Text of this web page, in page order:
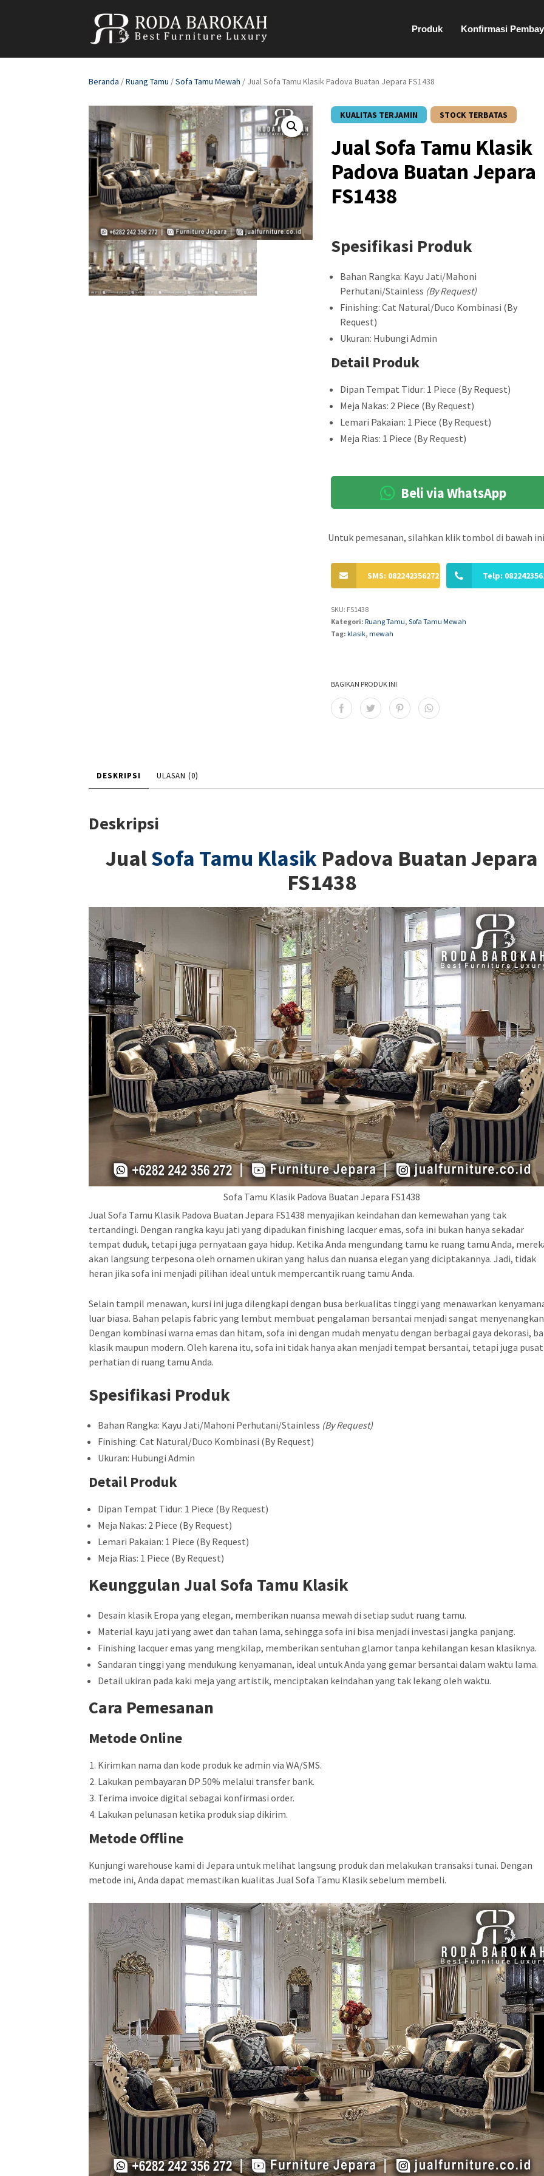
Produk Konfirmasi
Beranda /Ruang Tamu /Sofa Tamu Mewah / Jual Sofa Tamu Klasik Padova Buatan Jepara FS1438
KUALITAS TERJAMIN STOCK TERBATAS
Jual Sofa Tamu Klasik
Padova Buatan Jepara
FS1438
Spesifikasi Produk
Bahan Rangka: Kayu Jati/Mahoni
Perhutani/Stainless (By Request)
Finishing: Cat Natural/Duco Kombinasi (By
Request)
Ukuran: Hubungi Admin
Detail Produk
Dipan Tempat Tidur: 1 Piece (By Request)
Meja Nakas: 2 Piece (By Request)
Lemari Pakaian: 1 Piece (By Request)
Meja Rias: 1 Piece (By Request)
Beli via WhatsApp
Untuk pemesanan, silahkan klik tombol di bawah
SMS: 082242356272 Telp:
SKU: FS1438
Kategori:Ruang Tamu,Sofa Tamu Mewah
Tag:klasik,mewah
BAGIKAN PRODUK INI
DESKRIPSI ULASAN (0)
Deskripsi
JualSofa Tamu Klasik Padova Buatan Jepara
FS1438
Sofa Tamu Klasik Padova Buatan Jepara FS1438
Jual Sofa Tamu Klasik Padova Buatan Jepara FS1438 menyajikan keindahan dan kemewahan yang tak
tertandingi. Dengan rangka kayu jati yang dipadukan finishing lacquer emas, sofa ini bukan hanya sekadar
tempat duduk, tetapi juga pernyataan gaya hidup. Ketika Anda mengundang tamu ke ruang tamu Anda,
akan langsung terpesona oleh ornamen ukiran yang halus dan nuansa elegan yang diciptakannya. Jadi, tidak
heran jika sofa ini menjadi pilihan ideal untuk mempercantik ruang tamu Anda.
Selain tampil menawan, kursi ini juga dilengkapi dengan busa berkualitas tinggi yang menawarkan
luar biasa. Bahan pelapis fabric yang lembut membuat pengalaman bersantai menjadi sangat
Dengan kombinasi warna emas dan hitam, sofa ini dengan mudah menyatu dengan berbagai gaya dekorasi,
klasik maupun modern. Oleh karena itu, sofa ini tidak hanya akan menjadi tempat bersantai, tetapi juga pusat
perhatian di ruang tamu Anda.
Spesifikasi Produk
Bahan Rangka: Kayu Jati/Mahoni Perhutani/Stainless (By Request)
Finishing: Cat Natural/Duco Kombinasi (By Request)
Ukuran: Hubungi Admin
Detail Produk
Dipan Tempat Tidur: 1 Piece (By Request)
Meja Nakas: 2 Piece (By Request)
Lemari Pakaian: 1 Piece (By Request)
Meja Rias: 1 Piece (By Request)
Keunggulan Jual Sofa Tamu Klasik
Desain klasik Eropa yang elegan, memberikan nuansa mewah di setiap sudut ruang tamu.
Material kayu jati yang awet dan tahan lama, sehingga sofa ini bisa menjadi investasi jangka panjang.
Finishing lacquer emas yang mengkilap, memberikan sentuhan glamor tanpa kehilangan kesan klasiknya.
Sandaran tinggi yang mendukung kenyamanan, ideal untuk Anda yang gemar bersantai dalam waktu lama.
Detail ukiran pada kaki meja yang artistik, menciptakan keindahan yang tak lekang oleh waktu.
Cara Pemesanan
Metode Online
Kirimkan nama dan kode produk ke admin via WA/SMS.
Lakukan pembayaran DP 50% melalui transfer bank.
Terima invoice digital sebagai konfirmasi order.
Lakukan pelunasan ketika produk siap dikirim.
Metode Offline
Kunjungi warehouse kami di Jepara untuk melihat langsung produk dan melakukan transaksi tunai. Dengan
metode ini, Anda dapat memastikan kualitas Jual Sofa Tamu Klasik sebelum membeli.